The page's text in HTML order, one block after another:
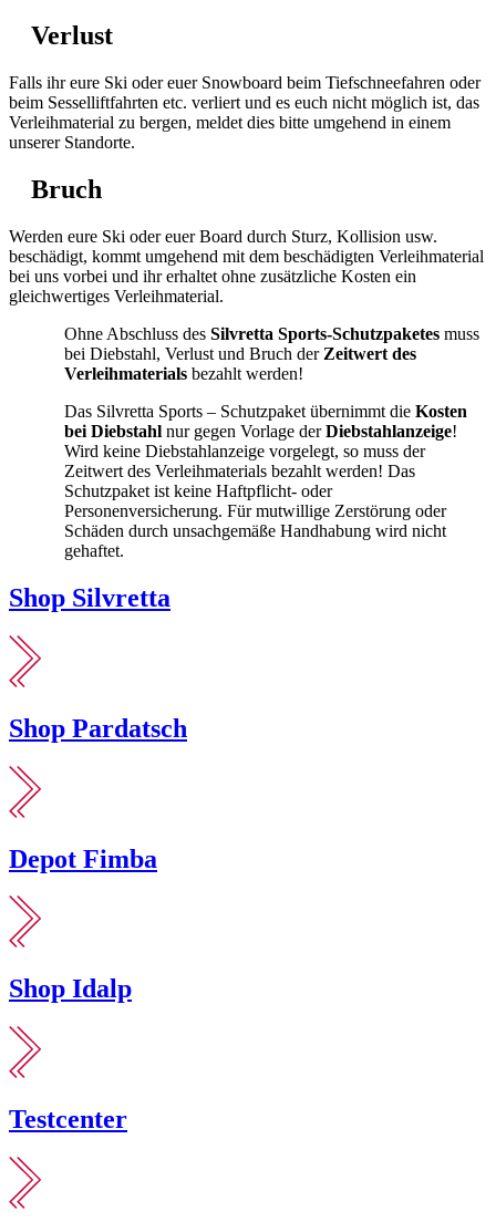
Verlust
Falls ihr eure Ski oder euer Snowboard beim Tiefschneefahren oder
beim Sesselliftfahrten etc. verliert und es euch nicht möglich ist, das
Verleihmaterial zu bergen, meldet dies bitte umgehend in einem
unserer Standorte.
Bruch
Werden eure Ski oder euer Board durch Sturz, Kollision usw.
beschädigt, kommt umgehend mit dem beschädigten Verleihmaterial
bei uns vorbei und ihr erhaltet ohne zusätzliche Kosten ein
gleichwertiges Verleihmaterial.
Ohne Abschluss des Silvretta Sports-Schutzpaketes muss
bei Diebstahl, Verlust und Bruch der Zeitwert des
Verleihmaterials bezahlt werden!
Das Silvretta Sports – Schutzpaket übernimmt die Kosten
bei Diebstahl nur gegen Vorlage derDiebstahlanzeige!
Wird keine Diebstahlanzeige vorgelegt, so muss der
Zeitwert des Verleihmaterials bezahlt werden! Das
Schutzpaket ist keine Haftpflicht- oder
Personenversicherung. Für mutwillige Zerstörung oder
Schäden durch unsachgemäße Handhabung wird nicht
gehaftet.
Shop Silvretta
Shop Pardatsch
Depot Fimba
Shop Idalp
Testcenter